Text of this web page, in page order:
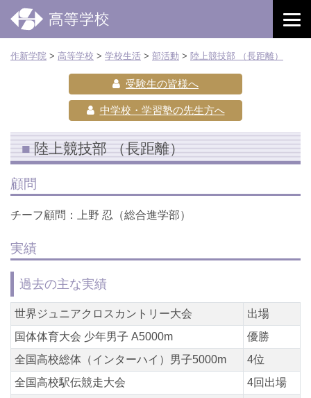
作新学院 > 高等学校 > 学校生活 > 部活動 > 陸上競技部 （長距離）
受験生の皆様へ
中学校・学習塾の先生方へ
陸上競技部 （長距離）
顧問
チーフ顧問：上野 忍（総合進学部）
実績
過去の主な実績
世界ジュニアクロスカントリー大会
出場
国体体育大会 少年男子 A5000m
優勝
全国高校総体（インターハイ）男子5000m
4位
全国高校駅伝競走大会
4回出場